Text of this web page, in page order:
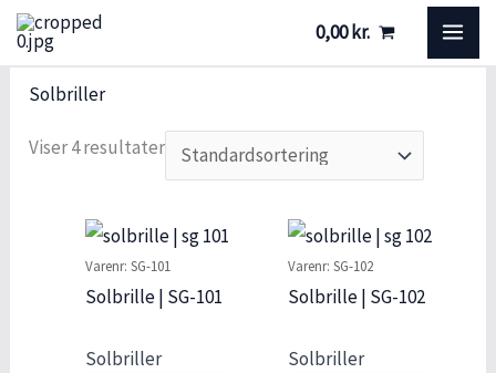
Gå
indholdet
0,00kr.
S
Solbriller
Viser 4 resultater
Varenr: SG-101
Solbrille | SG-101
Solbriller
Varenr: SG-102
Solbrille | SG-102
Solbriller